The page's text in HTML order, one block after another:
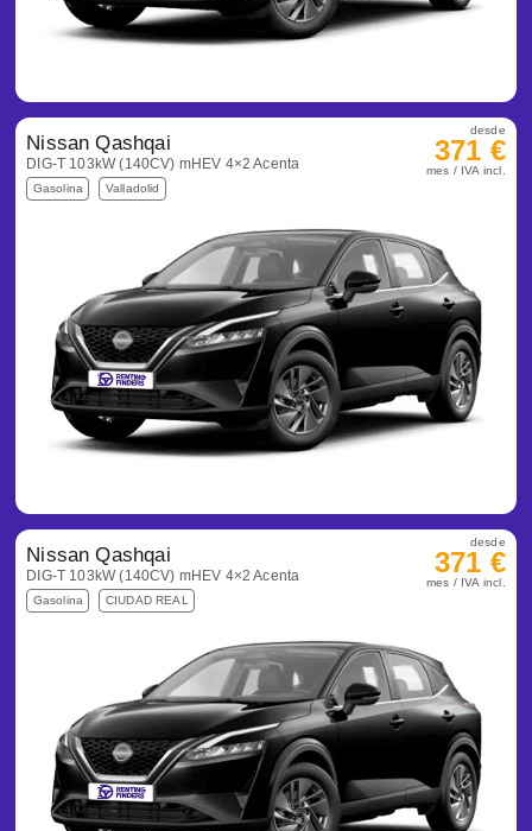
Nissan Qashqai
DIG-T 103kW (140CV) mHEV 4×2 Acenta
Gasolina Valladolid
desde
371 €
mes / IVA incl.
Nissan Qashqai
DIG-T 103kW (140CV) mHEV 4×2 Acenta
Gasolina CIUDAD REAL
desde
371 €
mes / IVA incl.